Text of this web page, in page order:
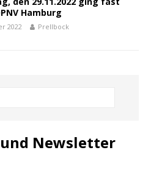
Hamburg
2022 Prellbock
Newsletter